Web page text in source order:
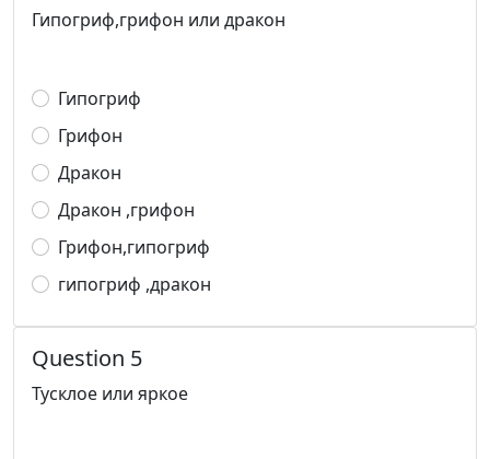
Гипогриф,грифон или дракон
Гипогриф
Грифон
Дракон
Дракон ,грифон
Грифон,гипогриф
гипогриф ,дракон
Question 5
Тусклое или яркое